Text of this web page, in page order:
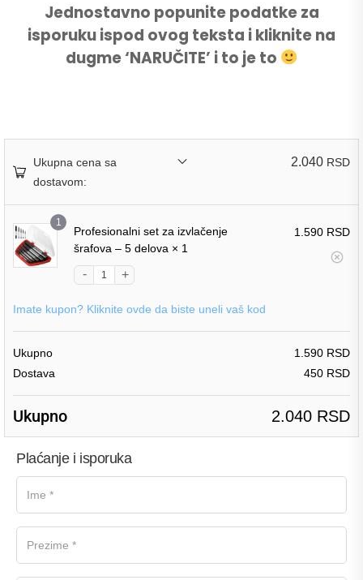
Jednostavno popunite podatke za
isporuku ispod ovog teksta i kliknite na
dugme ‘NARUČITE’ i to je to
Ukupna cena sa
dostavom:
2.040 RSD
1
Profesionalni set za izvlačenje
šrafova – 5 delova × 1
1.590 RSD
Imate kupon? Kliknite ovde da biste uneli vaš kod
Ukupno 1.590 RSD
Dostava
450 RSD
Ukupno 2.040 RSD
Plaćanje i isporuka